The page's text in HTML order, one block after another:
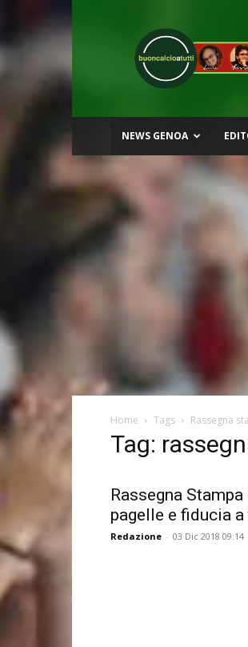
Buon
Calcio
a
Tutti
NEWS GENOA
Home Tags Rassegna
Tag:
Rassegna
pagelle e fiducia a
Redazione - 03 Dic 2018 09:14